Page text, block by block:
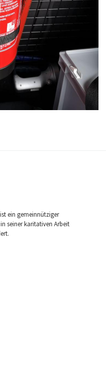
ein gemein­nüt­zi­ger
sei­ner kari­ta­ti­ven Arbeit